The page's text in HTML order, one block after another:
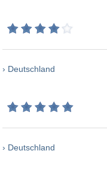
› Deutschland
› Deutschland